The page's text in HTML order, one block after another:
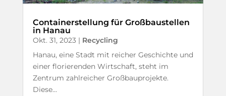
Containerstellung für Großbaustellen
in Hanau
Okt. 31, 2023| Recycling
Hanau, eine Stadt mit reicher Geschichte und
einer florierenden Wirtschaft, steht im
Zentrum zahlreicher Großbauprojekte.
Diese...